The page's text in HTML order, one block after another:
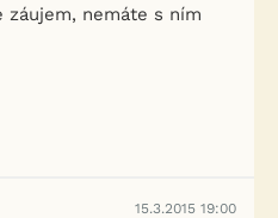
nemáte s ním
15.3.2015 19:00